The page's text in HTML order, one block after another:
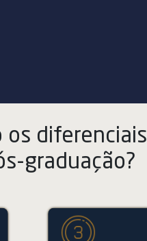
os diferenciais
graduação?